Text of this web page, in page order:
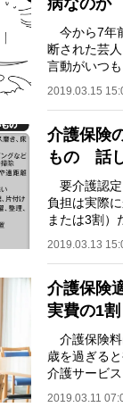
病なのか
今から7年
断された芸
言動がいつ
2019.03.15
介護保険
もの 話
要介護認定
負担は実際
または3割）
があるため
2019.03.13
介護保険
実費の1割
介護保険料
歳を過ぎる
介護サービ
や関節リウ
2019.03.11